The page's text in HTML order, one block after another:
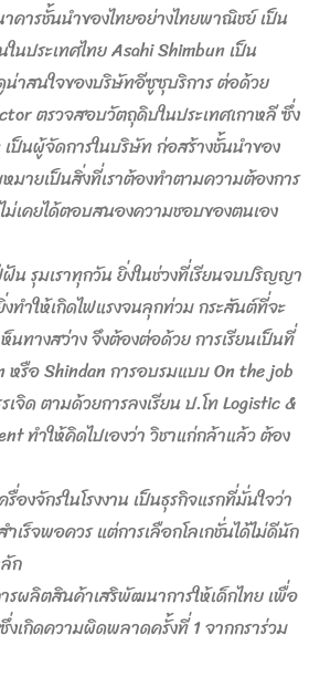
คารชั้นนำของไทยอย่างไทยพาณิชย์ เป็น
ประเทศไทย Asahi Shimbun เป็น
าสนใจของบริษัทอีซูซุบริการ ต่อด้วย
ตรวจสอบวัตถุดิบในประเทศเกาหลี ซึ่ง
ป็นผู้จัดการในบริษัท ก่อสร้างชั้นนำของ
มายเป็นสิ่งที่เราต้องทำตามความต้องการ
เคยได้ตอบสนองความชอบของตนเอง
น รุมเราทุกวัน ยิ่งในช่วงที่เรียนจบปริญญา
ทำให้เกิดไฟแรงจนลุกท่วม กระสันต์ที่จะ
นทางสว่าง จึงต้องต่อด้วย การเรียนเป็นที่
หรือ Shindan การอบรมแบบ On the job
จิด ตามด้วยการลงเรียน ป.โท Logistic &
ทำให้คิดไปเองว่า วิชาแก่กล้าแล้ว ต้อง
องจักรในโรงงาน เป็นธุรกิจแรกที่มั่นใจว่า
เร็จพอควร แต่การเลือกโลเกชั่นได้ไม่ดีนัก
ก
รผลิตสินค้าเสริพัฒนาการให้เด็กไทย เพื่อ
เกิดความผิดพลาดครั้งที่ 1 จากกราร่วม